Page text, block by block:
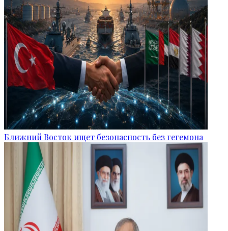
Ближний Восток ищет безопасность без гегемона